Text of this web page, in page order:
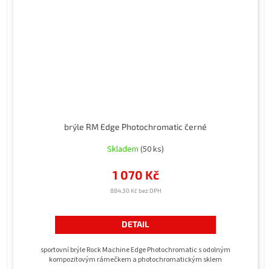
brýle RM Edge Photochromatic černé
Skladem (50 ks)
884,30 Kč bez DPH
1 070 Kč
DETAIL
sportovní brýle Rock Machine Edge Photochromatic s odolným
kompozitovým rámečkem a photochromatickým sklem